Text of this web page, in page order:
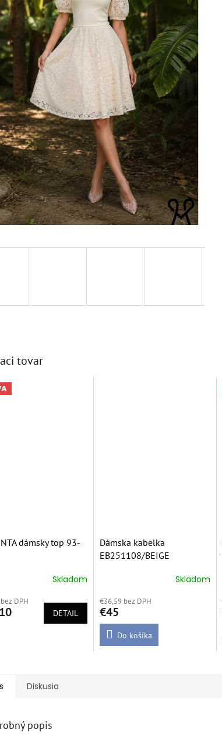
tovar
dámsky top 93-
Skladom
DPH
DETAIL
Dámska kabelka
EB251108/BEIGE
produktu
je
4,7
5
Skladom
€36,59 bez DPH
€45
Do košíka
Diskusia
popis